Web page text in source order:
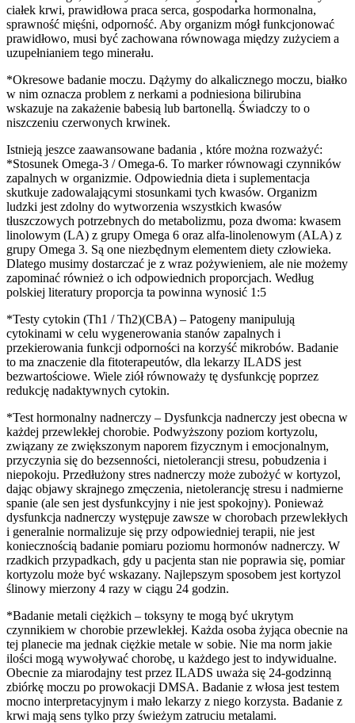
ciałek krwi, prawidłowa praca serca, gospodarka hormonalna,
sprawność mięśni, odporność. Aby organizm mógł funkcjonować
prawidłowo, musi być zachowana równowaga między zużyciem a
uzupełnianiem tego minerału.
*Okresowe badanie moczu. Dążymy do alkalicznego moczu, białko
w nim oznacza problem z nerkami a podniesiona bilirubina
wskazuje na zakażenie babesią lub bartonellą. Świadczy to o
niszczeniu czerwonych krwinek.
Istnieją jeszce zaawansowane badania , które można rozważyć:
*Stosunek Omega-3 / Omega-6. To marker równowagi czynników
zapalnych w organizmie. Odpowiednia dieta i suplementacja
skutkuje zadowalającymi stosunkami tych kwasów. Organizm
ludzki jest zdolny do wytworzenia wszystkich kwasów
tłuszczowych potrzebnych do metabolizmu, poza dwoma: kwasem
linolowym (LA) z grupy Omega 6 oraz alfa-linolenowym (ALA) z
grupy Omega 3. Są one niezbędnym elementem diety człowieka.
Dlatego musimy dostarczać je z wraz pożywieniem, ale nie możemy
zapominać również o ich odpowiednich proporcjach. Według
polskiej literatury proporcja ta powinna wynosić 1:5
*Testy cytokin (Th1 / Th2)(CBA) – Patogeny manipulują
cytokinami w celu wygenerowania stanów zapalnych i
przekierowania funkcji odporności na korzyść mikrobów. Badanie
to ma znaczenie dla fitoterapeutów, dla lekarzy ILADS jest
bezwartościowe. Wiele ziół równoważy tę dysfunkcję poprzez
redukcję nadaktywnych cytokin.
*Test hormonalny nadnerczy – Dysfunkcja nadnerczy jest obecna w
każdej przewlekłej chorobie. Podwyższony poziom kortyzolu,
związany ze zwiększonym naporem fizycznym i emocjonalnym,
przyczynia się do bezsenności, nietolerancji stresu, pobudzenia i
niepokoju. Przedłużony stres nadnerczy może zubożyć w kortyzol,
dając objawy skrajnego zmęczenia, nietolerancję stresu i nadmierne
spanie (ale sen jest dysfunkcyjny i nie jest spokojny). Ponieważ
dysfunkcja nadnerczy występuje zawsze w chorobach przewlekłych
i generalnie normalizuje się przy odpowiedniej terapii, nie jest
koniecznością badanie pomiaru poziomu hormonów nadnerczy. W
rzadkich przypadkach, gdy u pacjenta stan nie poprawia się, pomiar
kortyzolu może być wskazany. Najlepszym sposobem jest kortyzol
ślinowy mierzony 4 razy w ciągu 24 godzin.
*Badanie metali ciężkich – toksyny te mogą być ukrytym
czynnikiem w chorobie przewlekłej. Każda osoba żyjąca obecnie na
tej planecie ma jednak ciężkie metale w sobie. Nie ma norm jakie
ilości mogą wywoływać chorobę, u każdego jest to indywidualne.
Obecnie za miarodajny test przez ILADS uważa się 24-godzinną
zbiórkę moczu po prowokacji DMSA. Badanie z włosa jest testem
mocno interpretacyjnym i mało lekarzy z niego korzysta. Badanie z
krwi mają sens tylko przy świeżym zatruciu metalami.